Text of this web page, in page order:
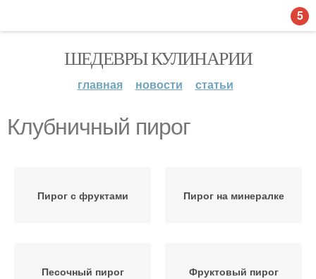
ШЕДЕВРЫ КУЛИНАРИИ
главная новости статьи
Клубничный пирог
Пирог с фруктами Пирог на минералке
Песочный пирог Фруктовый пирог
5